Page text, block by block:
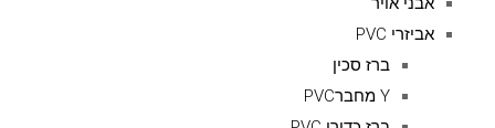
אביזרי PVC
ברז סכין
Y מחברPVC